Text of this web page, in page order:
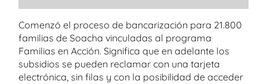
Comenzó el proceso de bancarización para 21.800
familias de Soacha vinculadas al programa
Familias en Acción. Significa que en adelante los
subsidios se pueden reclamar con una tarjeta
electrónica, sin filas y con la posibilidad de acceder